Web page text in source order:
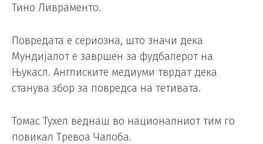
Тино Ливраменто.
Повредата е сериозна, што значи дека
Мундијалот е завршен за фудбалерот на
Њукасл. Англиските медиуми тврдат дека
станува збор за повредса на тетивата.
Томас Тухел веднаш во националниот тим го
повикал Тревоа Чалоба.